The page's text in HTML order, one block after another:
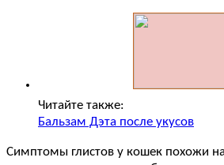
Читайте также:
Бальзам Дэта после укусов
Симптомы глистов у кошек похожи